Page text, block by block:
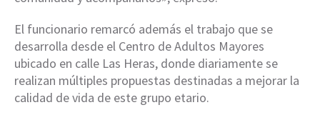
El funcionario remarcó además el trabajo que se
desarrolla desde el Centro de Adultos Mayores
ubicado en calle Las Heras, donde diariamente se
realizan múltiples propuestas destinadas a mejorar la
calidad de vida de este grupo etario.